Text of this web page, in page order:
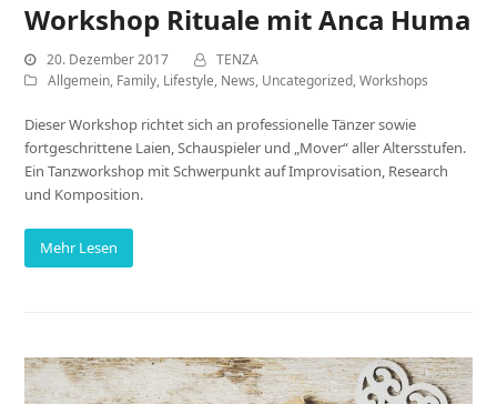
Workshop Rituale mit Anca Huma
20. Dezember 2017
TENZA
Allgemein, Family, Lifestyle, News, Uncategorized,Workshops
Dieser Workshop richtet sich an professionelle Tänzer sowie
fortgeschrittene Laien, Schauspieler und „Mover“ aller Altersstufen.
Ein Tanzworkshop mit Schwerpunkt auf Improvisation, Research
und Komposition.
Mehr Lesen